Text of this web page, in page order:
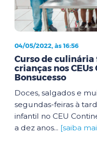
04/05/2022, às 16:56
Curso de culinária
crianças nos
Bonsucesso
Doces, salgados e
segundas-feiras à
infantil no CEU
a dez anos... [saiba